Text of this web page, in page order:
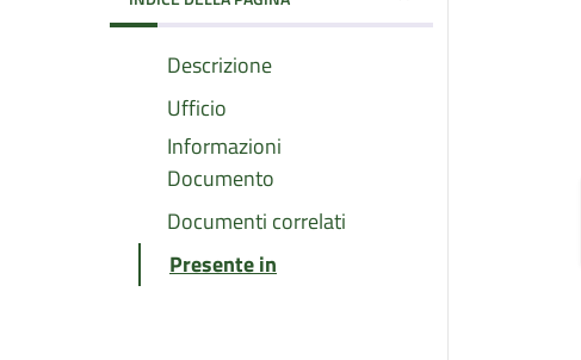
Descrizione
Ufficio
Informazioni
Documento
Documenti correlati
Presente in